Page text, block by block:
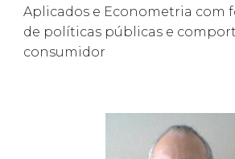
Aplicados e Econometria com
de políticas públicas e
consumidor